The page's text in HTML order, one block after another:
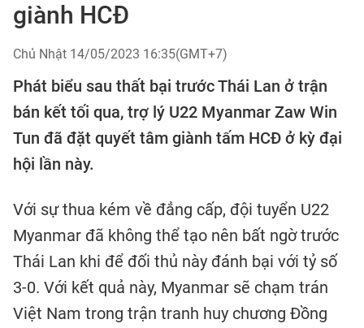
giành HCĐ
Chủ Nhật 14/05/2023 16:35(GMT+7)
Phát biểu sau thất bại trước Thái Lan ở trận
bán kết tối qua, trợ lý U22 Myanmar Zaw Win
Tun đã đặt quyết tâm giành tấm HCĐ ở kỳ đại
hội lần này.
Với sự thua kém về đẳng cấp, đội tuyển U22
Myanmar đã không thể tạo nên bất ngờ trước
Thái Lan khi để đối thủ này đánh bại với tỷ số
3-0. Với kết quả này, Myanmar sẽ chạm trán
Việt Nam trong trận tranh huy chương Đồng